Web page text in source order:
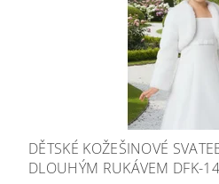
DĚTSKÉ KOŽEŠINOVÉ
DLOUHÝM RUKÁVEM DFK-14